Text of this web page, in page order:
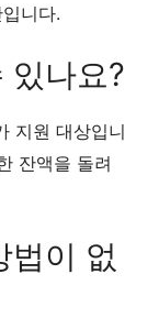
니다.
있나요?
지원 대상입니
잔액을 돌려
법이 없